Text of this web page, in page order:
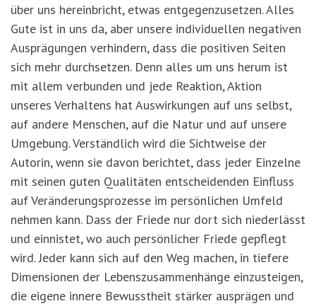
über uns hereinbricht, etwas entgegenzusetzen. Alles
Gute ist in uns da, aber unsere individuellen negativen
Ausprägungen verhindern, dass die positiven Seiten
sich mehr durchsetzen. Denn alles um uns herum ist
mit allem verbunden und jede Reaktion, Aktion
unseres Verhaltens hat Auswirkungen auf uns selbst,
auf andere Menschen, auf die Natur und auf unsere
Umgebung. Verständlich wird die Sichtweise der
Autorin, wenn sie davon berichtet, dass jeder Einzelne
mit seinen guten Qualitäten entscheidenden Einfluss
auf Veränderungsprozesse im persönlichen Umfeld
nehmen kann. Dass der Friede nur dort sich niederlässt
und einnistet, wo auch persönlicher Friede gepflegt
wird. Jeder kann sich auf den Weg machen, in tiefere
Dimensionen der Lebenszusammenhänge einzusteigen,
die eigene innere Bewusstheit stärker ausprägen und